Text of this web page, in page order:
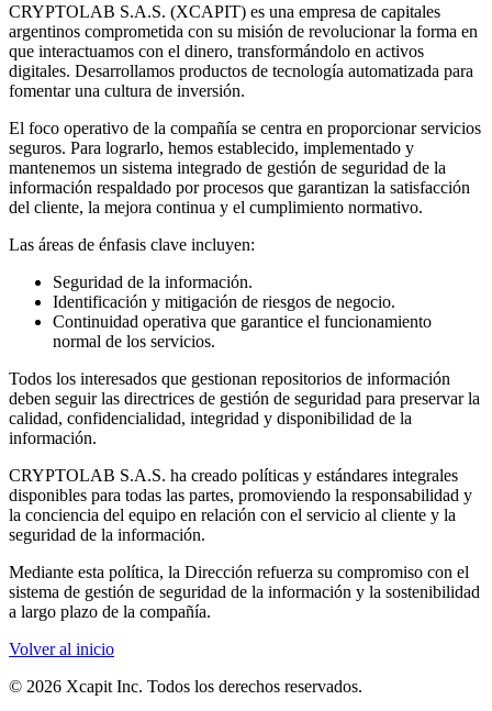
CRYPTOLAB S.A.S. (XCAPIT) es una empresa de capitales
argentinos comprometida con su misión de revolucionar la forma en
que interactuamos con el dinero, transformándolo en activos
digitales. Desarrollamos productos de tecnología automatizada para
fomentar una cultura de inversión.
El foco operativo de la compañía se centra en proporcionar servicios
seguros. Para lograrlo, hemos establecido, implementado y
mantenemos un sistema integrado de gestión de seguridad de la
información respaldado por procesos que garantizan la satisfacción
del cliente, la mejora continua y el cumplimiento normativo.
Las áreas de énfasis clave incluyen:
Seguridad de la información.
Identificación y mitigación de riesgos de negocio.
Continuidad operativa que garantice el funcionamiento
normal de los servicios.
Todos los interesados que gestionan repositorios de información
deben seguir las directrices de gestión de seguridad para preservar la
calidad, confidencialidad, integridad y disponibilidad de la
información.
CRYPTOLAB S.A.S. ha creado políticas y estándares integrales
disponibles para todas las partes, promoviendo la responsabilidad y
la conciencia del equipo en relación con el servicio al cliente y la
seguridad de la información.
Mediante esta política, la Dirección refuerza su compromiso con el
sistema de gestión de seguridad de la información y la sostenibilidad
a largo plazo de la compañía.
Volver al inicio
© 2026 Xcapit Inc. Todos los derechos reservados.